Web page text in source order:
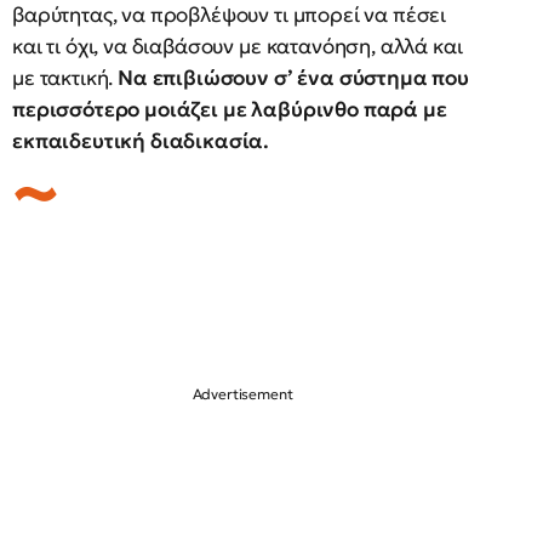
βαρύτητας, να προβλέψουν τι μπορεί να πέσει
και τι όχι, να διαβάσουν με κατανόηση, αλλά και
με τακτική. Να επιβιώσουν σ’ ένα σύστημα που
περισσότερο μοιάζει με λαβύρινθο παρά με
εκπαιδευτική διαδικασία.